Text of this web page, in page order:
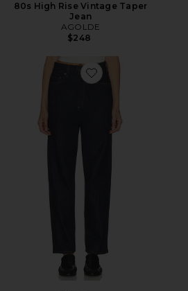
80s High Rise Vintage Taper
Jean
AGOLDE
$248
Favorite 80's Jean